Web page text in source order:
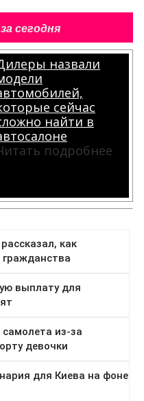
сегодня
назвали
сейчас
найти в
подробнее